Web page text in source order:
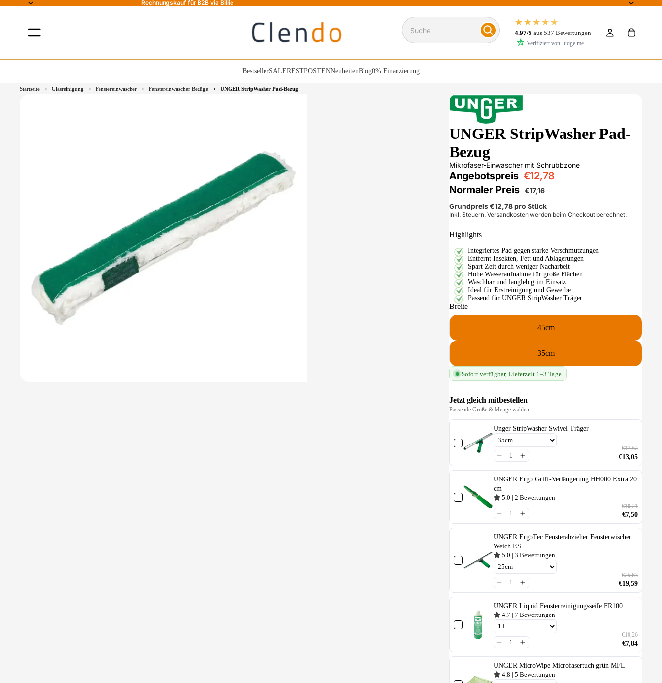
Rechnungskauf für B2B via Billie
Suche
★★★★★
4.97/5 aus 537 Bewertungen
Verifiziert von Judge.me
BestsellerSALERESTPOSTENNeuheitenBlog0% Finanzierung
Startseite › Glasreinigung › Fenstereinwascher › Fenstereinwascher Bezüge › UNGER StripWasher Pad-Bezug
UNGER StripWasher Pad-
Bezug
Mikrofaser-Einwascher mit Schrubbzone
Angebotspreis €12,78
Normaler Preis €17,16
Grundpreis€12,78pro Stück
Inkl. Steuern. Versandkosten werden beim Checkout berechnet.
Highlights
Integriertes Pad gegen starke Verschmutzungen
Entfernt Insekten, Fett und Ablagerungen
Spart Zeit durch weniger Nacharbeit
Hohe Wasseraufnahme für große Flächen
Waschbar und langlebig im Einsatz
Ideal für Erstreinigung und Gewerbe
Passend für UNGER StripWasher Träger
Breite
45cm
35cm
Sofort verfügbar, Lieferzeit 1–3 Tage
Jetzt gleich mitbestellen
Passende Größe & Menge wählen
Unger StripWasher Swivel Träger
€17,52
€13,05
UNGER Ergo Griff-Verlängerung HH000 Extra 20
cm
5.0 | 2 Bewertungen
€10,21
€7,50
UNGER ErgoTec Fensterabzieher Fensterwischer
Weich ES
5.0 | 3 Bewertungen
€25,63
€19,59
UNGER Liquid Fensterreinigungsseife FR100
4.7 | 7 Bewertungen
€10,26
€7,84
UNGER MicroWipe Microfasertuch grün MFL
4.8 | 5 Bewertungen